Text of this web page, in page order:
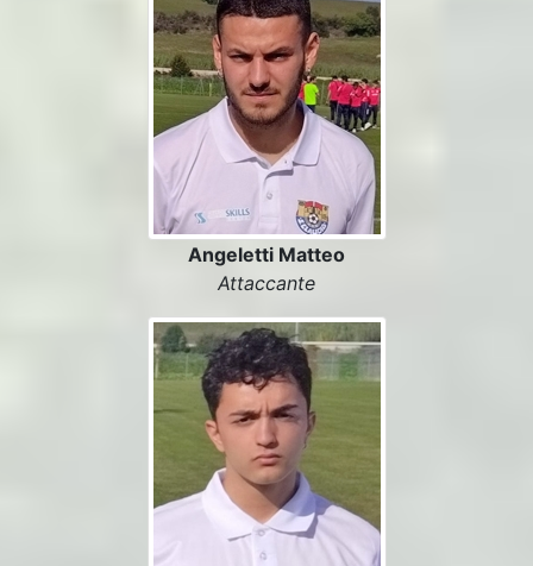
Angeletti Matteo
Attaccante